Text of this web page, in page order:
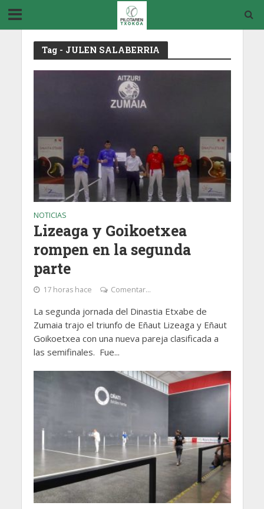
Tag - JULEN SALABERRIA
NOTICIAS
Lizeaga y Goikoetxea
rompen en la segunda
parte
17 horas hace Comentar...
La segunda jornada del Dinastia Etxabe de
Zumaia trajo el triunfo de Eñaut Lizeaga y Eñaut
Goikoetxea con una nueva pareja clasificada a
las semifinales. Fue...